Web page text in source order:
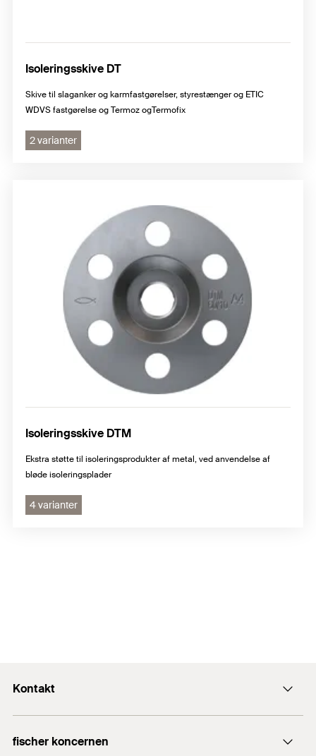
Isoleringsskive DT
Skive til slaganker og karmfastgørelser, styrestænger og ETIC
WDVS fastgørelse og Termoz ogTermofix
2 varianter
Isoleringsskive DTM
Ekstra støtte til isoleringsprodukter af metal, ved anvendelse af
bløde isoleringsplader
4 varianter
Kontakt
fidk@fischerdanmark.dk
fischer koncernen